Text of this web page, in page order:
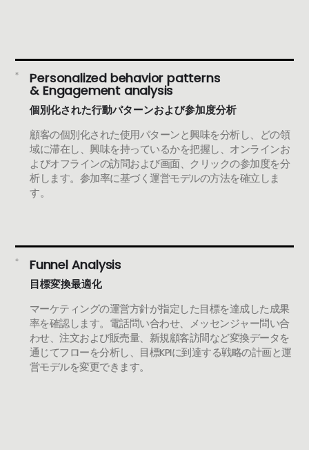
Personalized behavior patterns
& Engagement analysis
個別化された行動パターンおよび参加度分析
顧客の個別化された使用パターンと興味を分析し、どの領
域に滞在し、興味を持っているかを把握し、オンラインお
よびオフラインの訪問および画面、クリックの参加度を分
析します。参加率に基づく運営モデルの方法を確立しま
す。
Funnel Analysis
目標変換最適化
マーケティングの運営方針が指定した目標を達成した成果
率を確認します。電話問い合わせ、メッセンジャー問い合
わせ、注文および販売量、新規顧客訪問など変換データを
通じてフローを分析し、目標KPIに到達する戦略の計画と運
営モデルを変更できます。